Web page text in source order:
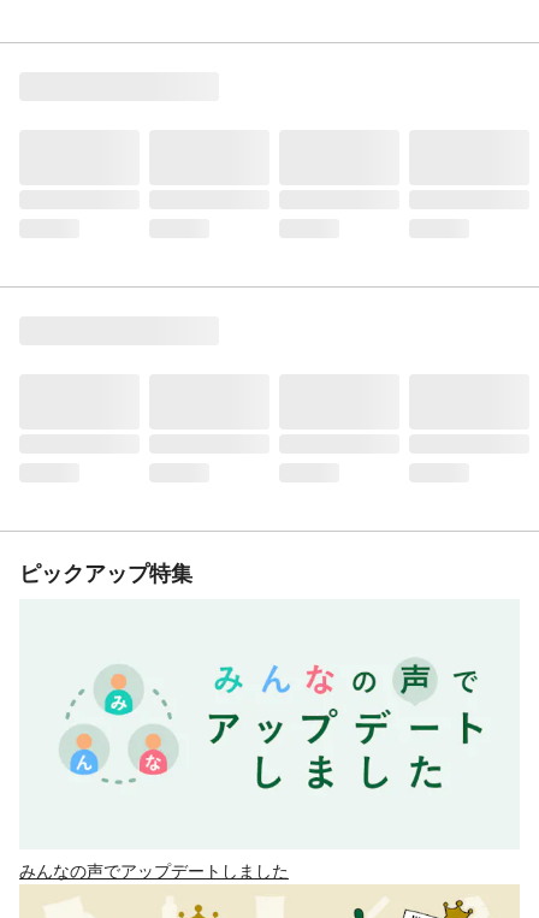
ピックアップ特集
みんなの声でアップデートしました